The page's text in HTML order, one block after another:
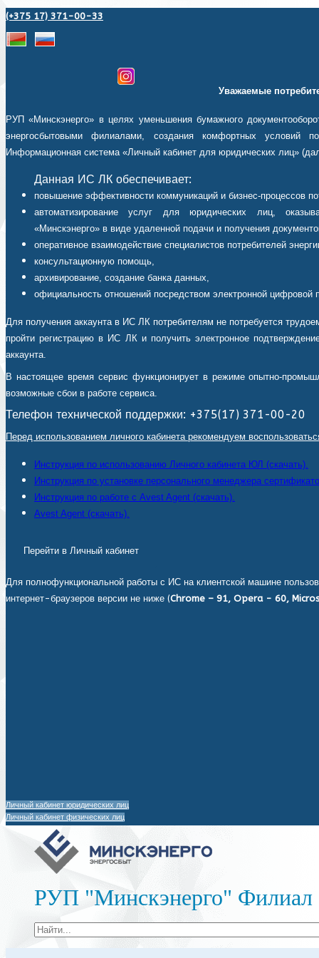
(+375 17) 371-00-33
Уважаемые
РУП «Минскэнерго» в целях уменьшения бумажного
энергосбытовыми филиалами, создания комфортных условий
Информационная система «Личный кабинет для юридических лиц»
Данная ИС ЛК обеспечивает:
повышение эффективности коммуникаций и бизнес-процессов
автоматизирование услуг для юридических лиц,
«Минскэнерго» в виде удаленной подачи и получения
оперативное взаимодействие специалистов потребителей
консультационную помощь,
архивирование, создание банка данных,
официальность отношений посредством электронной цифровой
Для получения аккаунта в ИС ЛК потребителям не потребуется
пройти регистрацию в ИС ЛК и получить электронное
аккаунта.
В настоящее время сервис функционирует в режиме опытно-
возможные сбои в работе сервиса.
Телефон технической поддержки: +375(17) 371-00-20
Перед использованием личного кабинета рекомендуем
Инструкция по использованию Личного кабинета ЮЛ (скачать).
Инструкция по установке персонального менеджера
Инструкция по работе с Avest Agent (скачать).
Avest Agent (скачать).
Перейти в Личный кабинет
Для полнофункциональной работы с ИС на клиентской машине
интернет-браузеров версии не ниже (Chrome – 91, Opera - 60,
Личный кабинет юридических лиц
Личный кабинет физических лиц
РУП "Минскэнерго" Филиал